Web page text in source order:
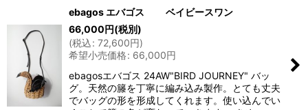
ebagos エバゴス ベイビースワン
66,000円(税別)
(税込: 72,600円)
希望小売価格: 66,000円
ebagosエバゴス 24AW"BIRD JOURNEY" バッ
グ。天然の籐を丁寧に編み込み製作。とても丈夫
でバッグの形を形成してくれます。使い込んでい